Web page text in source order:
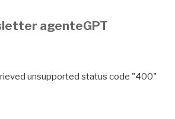
agenteGPT
unsupported status code "400"